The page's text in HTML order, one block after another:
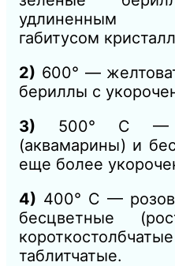
удлиненным
габитусом
2) 600° —
бериллы с
3) 500° С —
(аквамарины) и
еще более
4) 400° С —
бесцветные
таблитчатые.